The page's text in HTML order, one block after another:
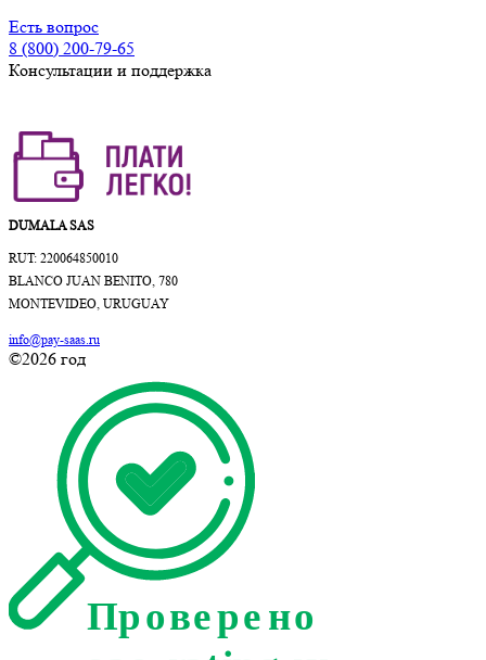
Есть вопрос
8 (800) 200-79-65
Консультации и поддержка
DUMALA SAS
RUT: 220064850010
BLANCO JUAN BENITO, 780
MONTEVIDEO, URUGUAY
info@pay-saas.ru
©2026 год